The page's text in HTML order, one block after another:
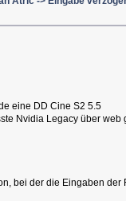
eine DD Cine S2 5.5
Nvidia Legacy über web
bei der die Eingaben